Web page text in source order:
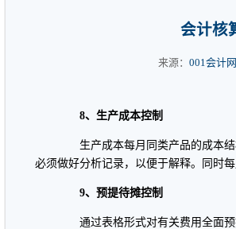
会计核
来源： 001会计网
8、生产成本控制
生产成本每月同类产品的成本结
必须做好分析记录，以便于解释。同时
9、预提待摊控制
通过表格形式对有关费用全面预